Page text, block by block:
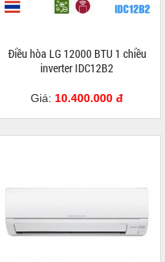
Điều hòa LG 12000 BTU 1 chiều
inverter IDC12B2
Giá: 10.400.000 đ